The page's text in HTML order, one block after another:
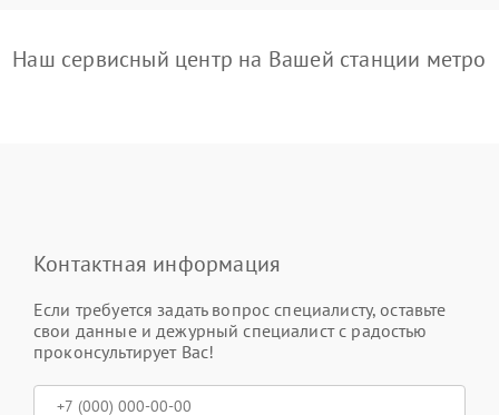
Наш сервисный центр на Вашей станции метро
Контактная информация
Если требуется задать вопрос специалисту, оставьте
свои данные и дежурный специалист с радостью
проконсультирует Вас!